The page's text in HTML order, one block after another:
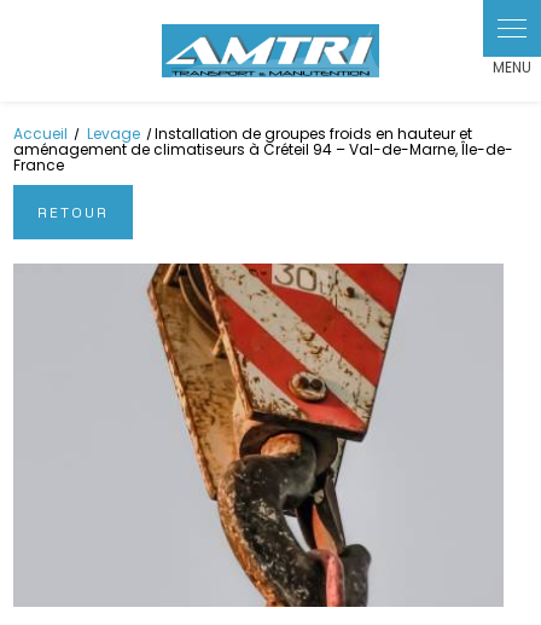
Accueil Levage Installation de groupes froids en hauteur et
aménagement de climatiseurs à Créteil 94 – Val-de-Marne, Île-de-
France
RETOUR